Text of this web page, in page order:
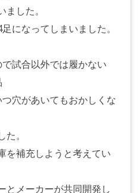
した。
になってしまいました。
合以外では履かない
があいてもおかしくな
。
を補充しようと考えてい
とメーカーが共同開発し